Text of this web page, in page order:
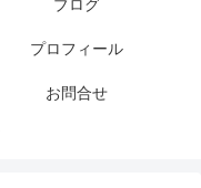
ブログ
プロフィール
お問合せ